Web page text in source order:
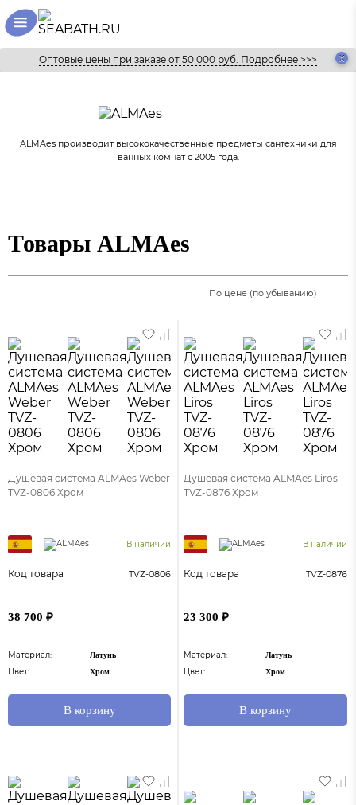
Оптовые цены при заказе от 50 000 руб. Подробнее >>>
Главная Бренды ALMAes
ALMAes производит высококачественные предметы сантехники для
ванных комнат с 2005 года.
Товары ALMAes
Душевая система ALMAes Weber
TVZ-0806 Хром
В наличии
Код товара TVZ-0806
38 700 ₽
Материал: Латунь
Цвет: Хром
В корзину
Душевая система ALMAes Liros
TVZ-0876 Хром
В наличии
Код товара TVZ-0876
23 300 ₽
Материал: Латунь
Цвет: Хром
В корзину